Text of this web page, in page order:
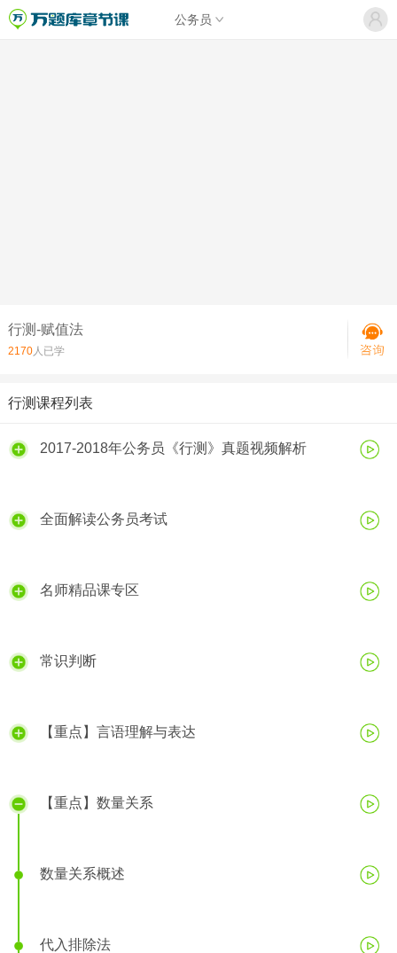
公务员
行测-赋值法
2170人已学
行测课程列表
2017-2018年公务员《行测》真题视频解析
全面解读公务员考试
名师精品课专区
常识判断
【重点】言语理解与表达
【重点】数量关系
数量关系概述
代入排除法